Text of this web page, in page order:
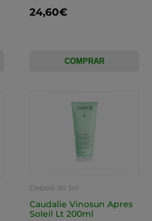
24,60€
COMPRAR
Depois do Sol
Caudalie Vinosun Apres
Soleil Lt 200ml